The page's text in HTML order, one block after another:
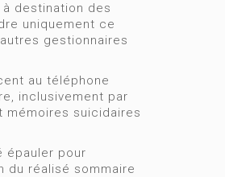
destination des
uniquement ce
gestionnaires
au téléphone
inclusivement par
mémoires suicidaires
épauler pour
du réalisé sommaire